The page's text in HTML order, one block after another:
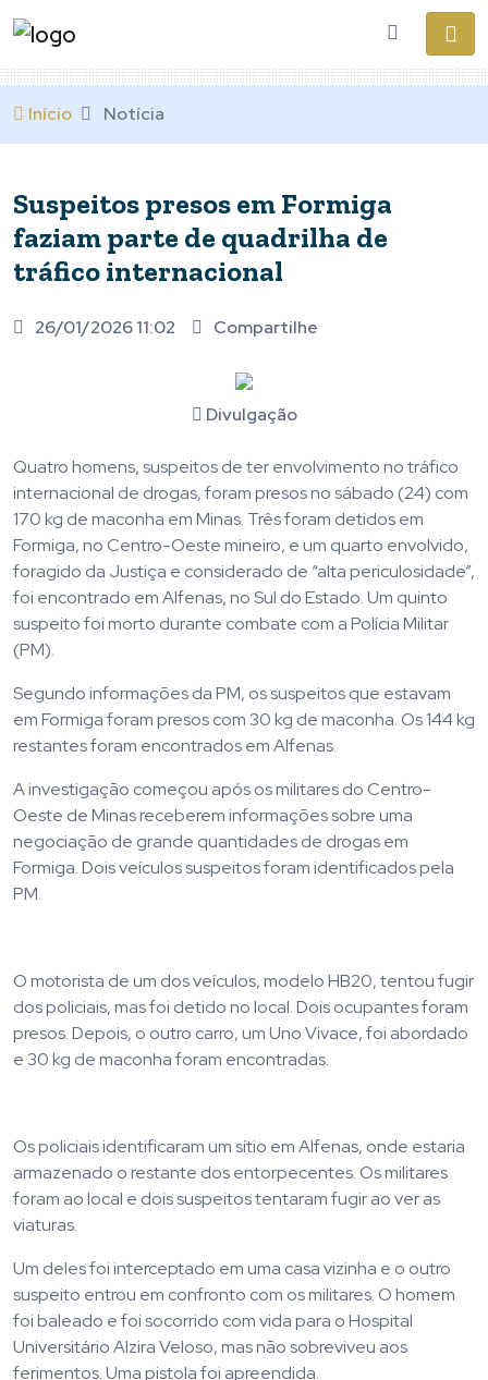
Início Notícia
Suspeitos presos em Formiga
faziam parte de quadrilha de
tráfico internacional
26/01/2026 11:02 Compartilhe
Divulgação
Quatro homens, suspeitos de ter envolvimento no tráfico
internacional de drogas, foram presos no sábado (24) com
170 kg de maconha em Minas. Três foram detidos em
Formiga, no Centro-Oeste mineiro, e um quarto envolvido,
foragido da Justiça e considerado de “alta periculosidade”,
foi encontrado em Alfenas, no Sul do Estado. Um quinto
suspeito foi morto durante combate com a Polícia Militar
(PM).
Segundo informações da PM, os suspeitos que estavam
em Formiga foram presos com 30 kg de maconha. Os 144 kg
restantes foram encontrados em Alfenas.
A investigação começou após os militares do Centro-
Oeste de Minas receberem informações sobre uma
negociação de grande quantidades de drogas em
Formiga. Dois veículos suspeitos foram identificados pela
PM.
O motorista de um dos veículos, modelo HB20, tentou fugir
dos policiais, mas foi detido no local. Dois ocupantes foram
presos. Depois, o outro carro, um Uno Vivace, foi abordado
e 30 kg de maconha foram encontradas.
Os policiais identificaram um sítio em Alfenas, onde estaria
armazenado o restante dos entorpecentes. Os militares
foram ao local e dois suspeitos tentaram fugir ao ver as
viaturas.
Um deles foi interceptado em uma casa vizinha e o outro
suspeito entrou em confronto com os militares. O homem
foi baleado e foi socorrido com vida para o Hospital
Universitário Alzira Veloso, mas não sobreviveu aos
ferimentos. Uma pistola foi apreendida.